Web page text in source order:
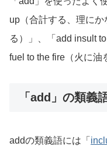
up（合計する、理にか
る）」、「add insult
fuel to the fire（火に油
「add」の類義
addの類義語には「